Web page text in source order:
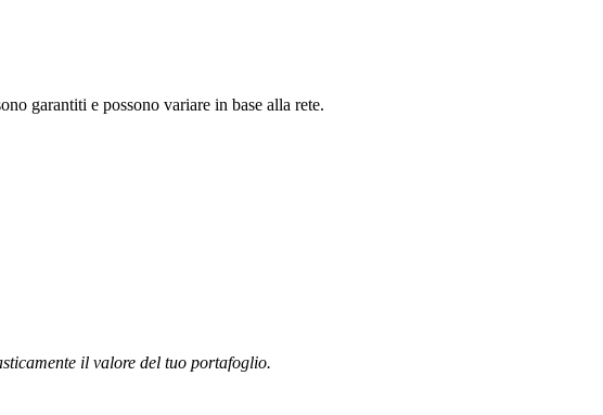
garantiti e possono variare in base alla rete.
il valore del tuo portafoglio.